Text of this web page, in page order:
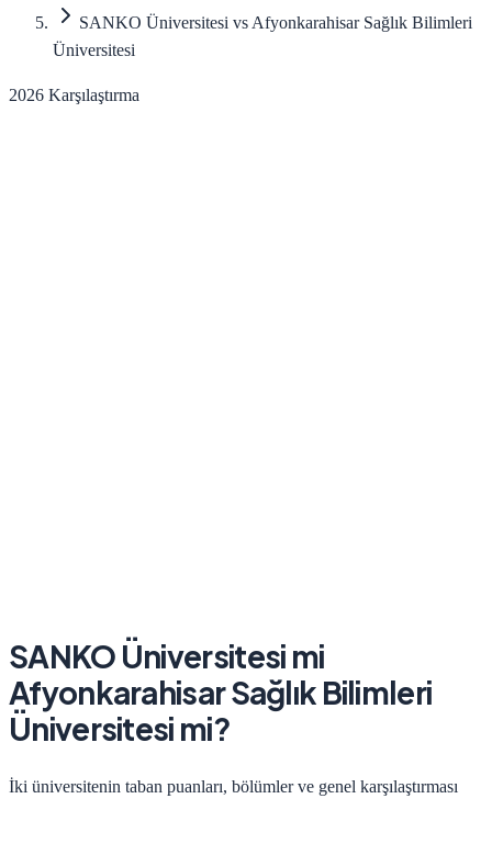
SANKO Üniversitesi vs Afyonkarahisar Sağlık Bilimleri
Üniversitesi
2026 Karşılaştırma
SANKO Üniversitesi mi
Afyonkarahisar Sağlık Bilimleri
Üniversitesi mi?
İki üniversitenin taban puanları, bölümler ve genel karşılaştırması